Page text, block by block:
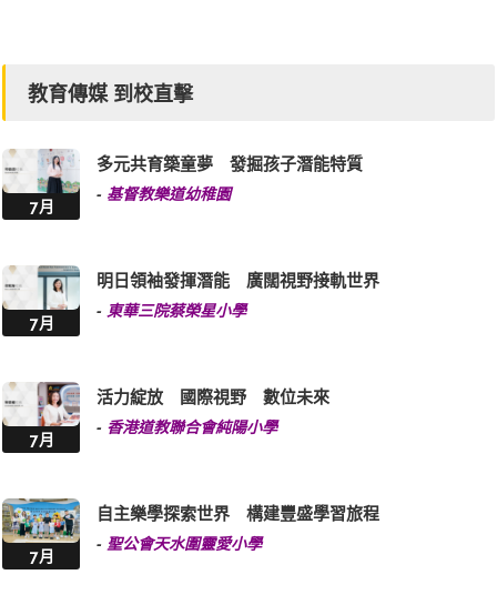
教育傳媒 到校直擊
7月
多元共育築童夢 發掘孩子潛能特質
- 基督教樂道幼稚園
7月
明日領袖發揮潛能 廣闊視野接軌世界
- 東華三院蔡榮星小學
7月
活力綻放 國際視野 數位未來
- 香港道教聯合會純陽小學
7月
自主樂學探索世界 構建豐盛學習旅程
- 聖公會天水圍靈愛小學